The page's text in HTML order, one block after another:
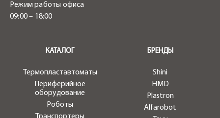
Режим работы офиса
09:00 – 18:00
КАТАЛОГ
Термопластавтоматы
Периферийное
оборудование
Роботы
Транспортеры
БРЕНДЫ
Shini
HMD
Plastron
Alfarobot